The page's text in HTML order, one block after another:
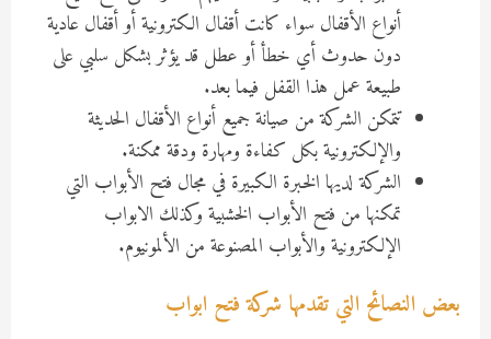
أنواع الأقفال سواء كانت أقفال الكترونية أو أقفال عادية
دون حدوث أي خطأ أو عطل قد يؤثر بشكل سلبي على
طبيعة عمل هذا القفل فيما بعد.
تتمكن الشركة من صيانة جميع أنواع الأقفال الحديثة
والإلكترونية بكل كفاءة ومهارة ودقة ممكنة.
الشركة لديها الخبرة الكبيرة في مجال فتح الأبواب التي
تمكنها من فتح الأبواب الخشبية وكذلك الابواب
الإلكترونية والأبواب المصنوعة من الألمونيوم.
بعض النصائح التي تقدمها شركة فتح ابواب